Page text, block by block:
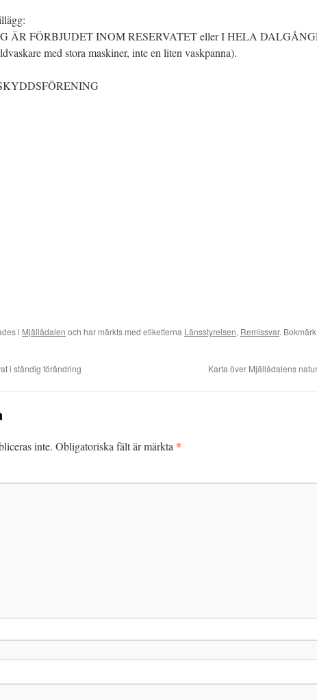
ÄR FÖRBJUDET INOM RESERVATET eller I HELA
med stora maskiner, inte en liten vaskpanna).
i Mjällådalen och har märkts med etiketterna Länsstyrelsen, Remissvar. Bokmärk
i ständig förändring Karta över Mjällådalens
inte. Obligatoriska fält är märkta *